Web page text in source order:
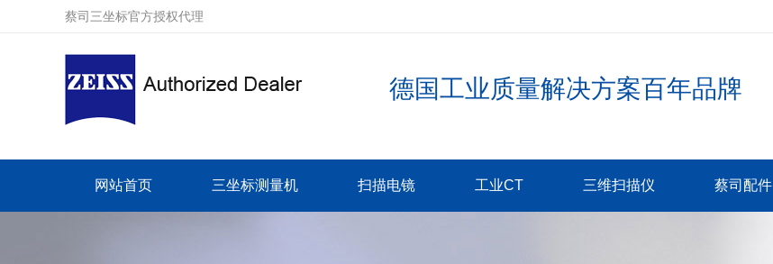
蔡司三坐标官方授权代理
德国工业质量解决方案百年品牌
网站首页 三坐标测量机 扫描电镜 工业CT 三维扫描仪 蔡司配件